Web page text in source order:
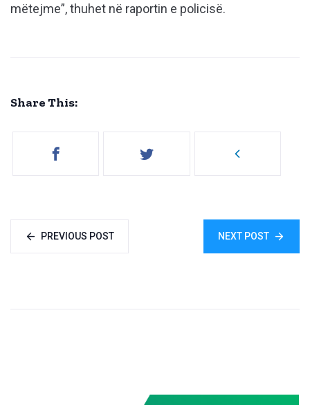
mëtejme”, thuhet në raportin e policisë.
Share This:
PREVIOUS POST NEXT POST